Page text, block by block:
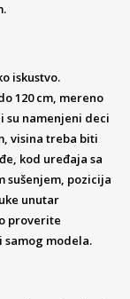
iskustvo.
120 cm, mereno
su namenjeni deci
visina treba biti
kod uređaja sa
sušenjem, pozicija
unutar
proverite
samog modela.